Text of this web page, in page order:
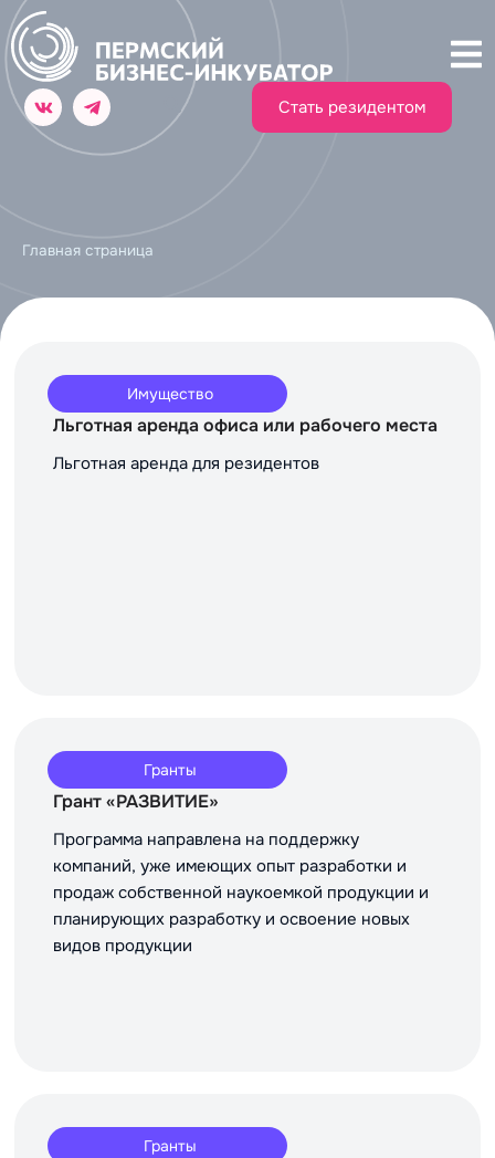
Стать резидентом
Главная страница
Имущество
Льготная аренда офиса или рабочего места
Льготная аренда для резидентов
Гранты
Грант «РАЗВИТИЕ»
Программа направлена на поддержку
компаний, уже имеющих опыт разработки и
продаж собственной наукоемкой продукции и
планирующих разработку и освоение новых
видов продукции
Гранты